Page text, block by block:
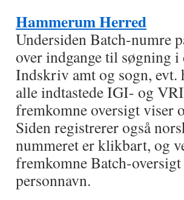
Hammerum Herred
Undersiden Batch-numre
over indgange til søgning i
Indskriv amt og sogn, evt.
alle indtastede IGI- og
fremkomne oversigt viser
Siden registrerer også
nummeret er klikbart, og
fremkomne Batch-oversigt
personnavn.